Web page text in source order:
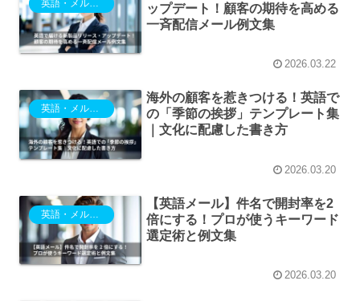
ップデート！顧客の期待を高める
一斉配信メール例文集
2026.03.22
英語・メルマガ
海外の顧客を惹きつける！英語で
の「季節の挨拶」テンプレート集
｜文化に配慮した書き方
2026.03.20
【英語メール】件名で開封率を2
倍にする！プロが使うキーワード
選定術と例文集
2026.03.20